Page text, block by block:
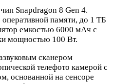
Snapdragon 8 Gen 4.
памяти, до 1 ТБ
емкостью 6000 мАч с
мощностью 100 Вт.
сканером
телефото камерой с
основанной на сенсоре